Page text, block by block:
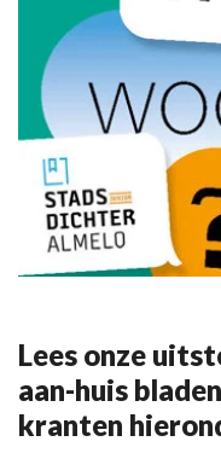
Lees onze
aan-huis
kranten